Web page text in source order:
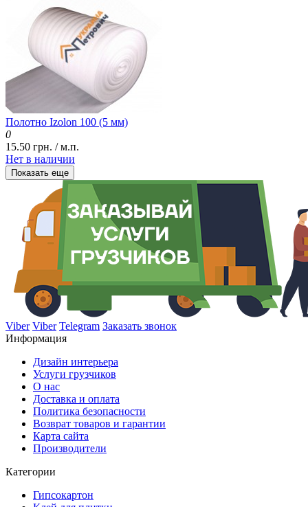
Полотно Izolon 100 (5 мм)
0
15.50 грн. / м.п.
Нет в наличии
Показать еще
Viber Viber Telegram Заказать звонок
Информация
Дизайн интерьера
Услуги грузчиков
О нас
Доставка и оплата
Политика безопасности
Возврат товаров и гарантии
Карта сайта
Производители
Категории
Гипсокартон